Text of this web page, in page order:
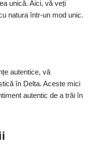
unică. Aici, vă veți
natura într-un mod unic.
autentice, vă
în Delta. Aceste mici
autentic de a trăi în